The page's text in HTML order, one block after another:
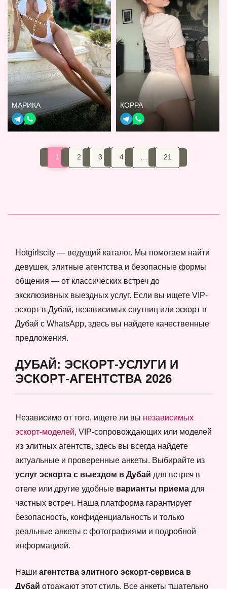
МАРИКА КОРРА
1 2 3 4 21
Hotgirlscity — ведущий каталог. Мы помогаем найти
девушек, элитные агентства и безопасные формы
общения — от классических встреч до
эксклюзивных выездных услуг. Если вы ищете VIP-
эскорт в Дубай, независимых спутниц или эскорт в
Дубай с WhatsApp, здесь вы найдете качественные
предложения.
ДУБАЙ: ЭСКОРТ-УСЛУГИ И
ЭСКОРТ-АГЕНТСТВА 2026
Независимо от того, ищете ли вы независимых
эскорт-моделей, VIP-сопровождающих или моделей
из элитных агентств, здесь вы всегда найдете
актуальные и проверенные анкеты. Выбирайте из
услуг эскорта с выездом в Дубай для встреч в
отеле или другие удобные варианты приема для
частных встреч. Наша платформа гарантирует
безопасность, конфиденциальность и только
реальные анкеты с фотографиями и подробной
информацией.
Наши агентства элитного эскорт-сервиса в
Дубай отражают этот стиль. Все анкеты тщательно